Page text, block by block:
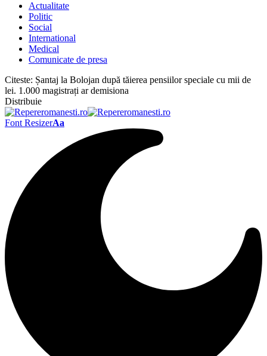
Actualitate
Politic
Social
International
Medical
Comunicate de presa
Citeste: Șantaj la Bolojan după tăierea pensiilor speciale cu mii de
lei. 1.000 magistrați ar demisiona
Distribuie
Font ResizerAa